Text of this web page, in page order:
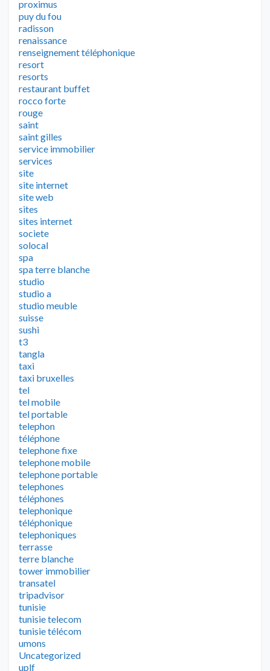
proximus
puy du fou
radisson
renaissance
renseignement téléphonique
resort
resorts
restaurant buffet
rocco forte
rouge
saint
saint gilles
service immobilier
services
site
site internet
site web
sites
sites internet
societe
solocal
spa
spa terre blanche
studio
studio a
studio meuble
suisse
sushi
t3
tangla
taxi
taxi bruxelles
tel
tel mobile
tel portable
telephon
téléphone
telephone fixe
telephone mobile
telephone portable
telephones
téléphones
telephonique
téléphonique
telephoniques
terrasse
terre blanche
tower immobilier
transatel
tripadvisor
tunisie
tunisie telecom
tunisie télécom
umons
Uncategorized
uplf